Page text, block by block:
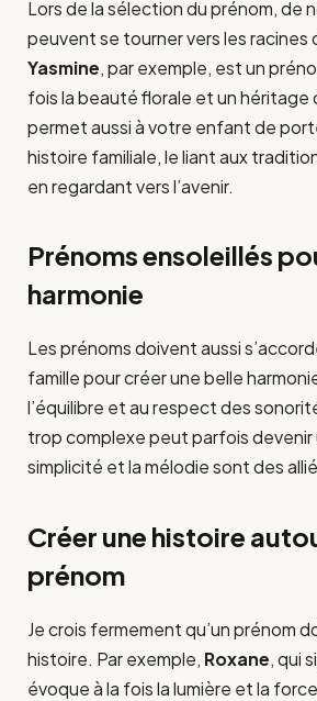
Lors de la sélection du prénom, de
peuvent se tourner vers les racines
Yasmine, par exemple, est un
fois la beauté florale et un héritage
permet aussi à votre enfant de
histoire familiale, le liant aux
en regardant vers l’avenir.
Prénoms ensoleillés
harmonie
Les prénoms doivent aussi
famille pour créer une belle
l’équilibre et au respect des
trop complexe peut parfois devenir
simplicité et la mélodie sont des
Créer une histoire
prénom
Je crois fermement qu’un prénom
histoire. Par exemple, Roxane, qui
évoque à la fois la lumière et la